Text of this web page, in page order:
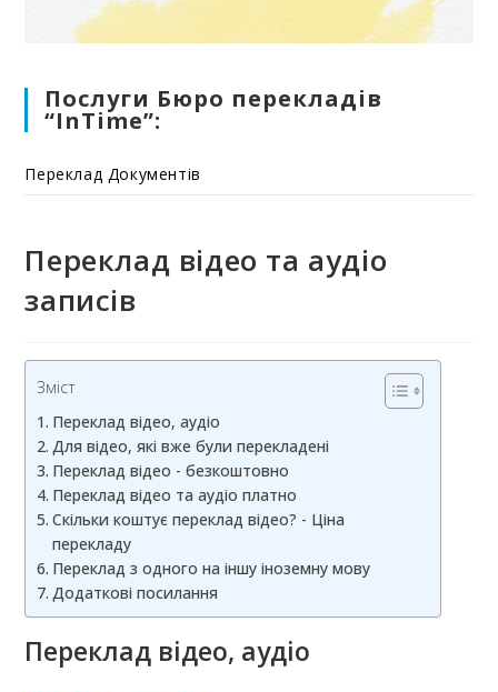
Послуги Бюро перекладів
“InTime”:
Переклад Документів
Переклад відео та аудіо
записів
Зміст
Переклад відео, аудіо
Для відео, які вже були перекладені
Переклад відео - безкоштовно
Переклад відео та аудіо платно
Скільки коштує переклад відео? - Ціна
перекладу
Переклад з одного на іншу іноземну мову
Додаткові посилання
Переклад відео, аудіо